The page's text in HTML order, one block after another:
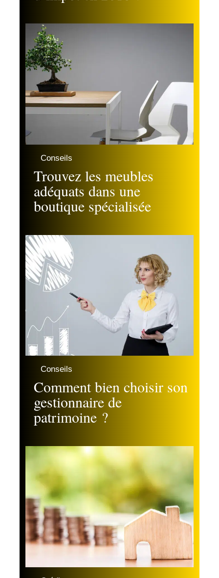
Conseils
Trouvez les meubles
adéquats dans une
boutique spécialisée
Conseils
Comment bien choisir son
gestionnaire de
patrimoine ?